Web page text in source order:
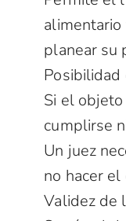
planear su
Posibilidad
Si el
cumplirse
Un juez
no hacer
Validez de